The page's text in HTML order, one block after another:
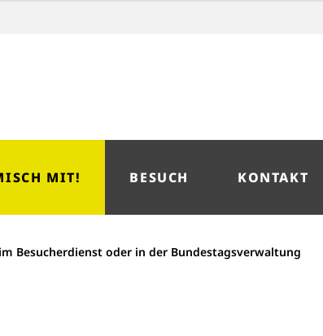
MIT! BESUCH KONTAKT
Besucherdienst oder in der Bundestagsverwaltung